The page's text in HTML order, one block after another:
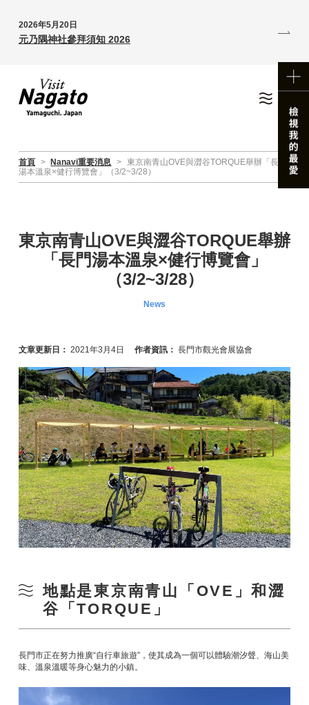
2026年5月20日
元乃隅神社參拜須知 2026
首頁 > Nanavi重要消息 > 東京南青山OVE與澀谷TORQUE舉辦「長門
湯本溫泉×健行博覽會」（3/2~3/28）
東京南青山OVE與澀谷TORQUE舉辦
「長門湯本溫泉×健行博覽會」
（3/2~3/28）
News
文章更新日： 2021年3月4日 作者資訊： 長門市觀光會展協會
地點是東京南青山「OVE」和澀
谷「TORQUE」
長門市正在努力推廣“自行車旅遊”，使其成為一個可以體驗潮汐聲、海山美
味、溫泉溫暖等身心魅力的小鎮。